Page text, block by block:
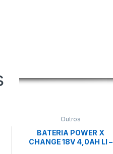
Outros
BATERIA POWER X
CHANGE 18V 4,0AH LI –